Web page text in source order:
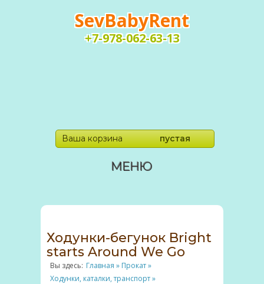
SevBabyRent
+7-978-062-63-13
Ваша корзина пустая
МЕНЮ
Ходунки-бегунок Bright
starts Around We Go
Вы здесь: Главная » Прокат»
Ходунки, каталки, транспорт»